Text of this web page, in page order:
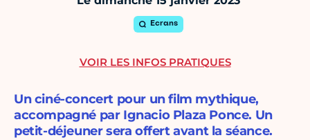
Ecrans
Un ciné-concert pour un film mythique,
accompagné par Ignacio Plaza Ponce. Un
petit-déjeuner sera offert avant la séance.
VOIR LES INFOS PRATIQUES